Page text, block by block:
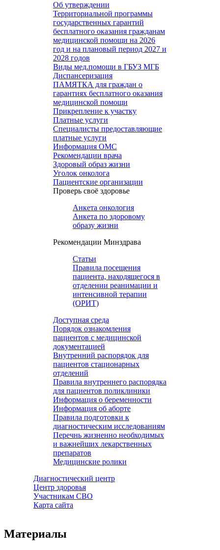
Об утверждении
Территориальной программы
государственных гарантий
бесплатного оказания гражданам
медицинской помощи на 2026
год и на плановый период 2027 и
2028 годов
Виды мед.помощи в ГБУЗ МГБ
Диспансеризация
ПАМЯТКА для граждан о
гарантиях бесплатного оказания
медицинской помощи
Прикрепление к участку
Платные услуги
Специалисты предоставляющие
платные услуги
Информация ОМС
Рекомендации врача
Здоровый образ жизни
Уголок онколога
Пациентские организации
Проверь своё здоровье
Анкета онкология
Анкета по здоровому
образу жизни
Рекомендации Минздрава
Статьи
Правила посещения
пациента, находящегося в
отделении реанимации и
интенсивной терапии
(ОРИТ)
Доступная среда
Порядок ознакомления
пациентов с медицинской
документацией
Внутренний распорядок для
пациентов стационарных
отделений
Правила внутреннего распорядка
для пациентов поликлиники
Информация о беременности
Информация об аборте
Правила подготовки к
диагностическим исследованиям
Перечнь жизненно необходимых
и важнейших лекарственных
препаратов
Медицинские ролики
Диагностический центр
Центр здоровья
Участникам СВО
Карта сайта
Материалы